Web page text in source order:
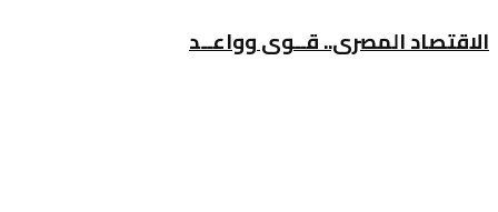
الاقتصاد المصرى.. قــوى وواعــد